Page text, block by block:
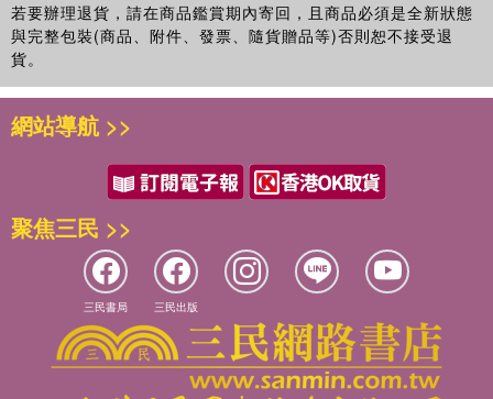
若要辦理退貨，請在商品鑑賞期內寄回，且商品必須是全新狀態
與完整包裝(商品、附件、發票、隨貨贈品等)否則恕不接受退
貨。
網站導航 >>
聚焦三民 >>
三民書局 三民出版